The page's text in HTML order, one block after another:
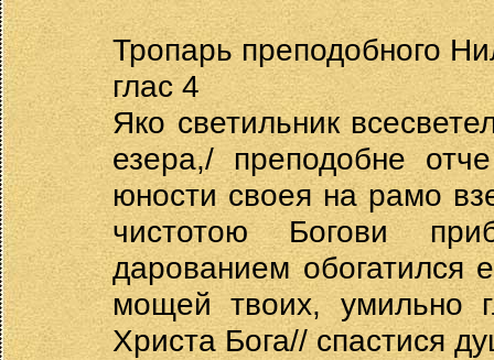
Тропарь преподобного
глас 4
Яко светильник
езера,/ преподобне
юности своея на рамо
чистотою Богови
дарованием
мощей твоих, умильно
Христа Бога// спастися